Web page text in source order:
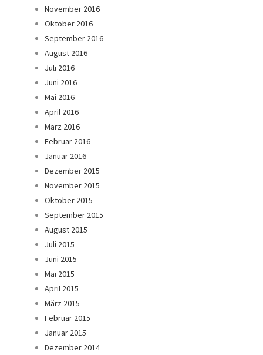
November 2016
Oktober 2016
September 2016
August 2016
Juli 2016
Juni 2016
Mai 2016
April 2016
März 2016
Februar 2016
Januar 2016
Dezember 2015
November 2015
Oktober 2015
September 2015
August 2015
Juli 2015
Juni 2015
Mai 2015
April 2015
März 2015
Februar 2015
Januar 2015
Dezember 2014